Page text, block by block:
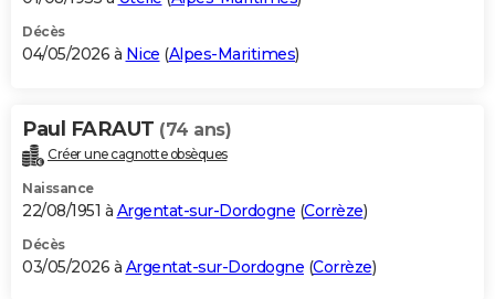
S'inscrire
Se connecter
Lycées
Collèges
Primaires
Universités
Entreprises
Service militaire
Avis de recherche
AVIS DE DÉCÈS
Bricolage
Lifestyle
Culture
Sport
Auto
Television
Voyage
Cinema
Décès
04/05/2026 à Nice (Alpes-Maritimes)
Paul FARAUT (74 ans)
Créer une cagnotte obsèques
Naissance
22/08/1951 à Argentat-sur-Dordogne (Corrèze)
Décès
03/05/2026 à Argentat-sur-Dordogne (Corrèze)